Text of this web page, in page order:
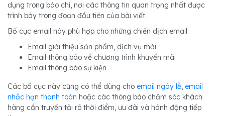
dụng trong báo chí, nơi các thông tin quan trọng nhất được
trình bày trong đoạn đầu tiên của bài viết.
Bố cục email này phù hợp cho những chiến dịch email:
Email giới thiệu sản phẩm, dịch vụ mới
Email thông báo về chương trình khuyến mãi
Email thông báo sự kiện
Các bố cục này cũng có thể dùng cho email ngày lễ, email
nhắc hạn thanh toán hoặc các thông báo chăm sóc khách
hàng cần truyền tải rõ thời điểm, ưu đãi và hành động tiếp